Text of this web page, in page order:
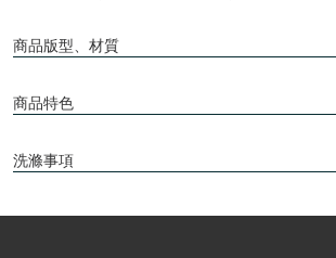
商品版型、材質
商品特色
洗滌事項